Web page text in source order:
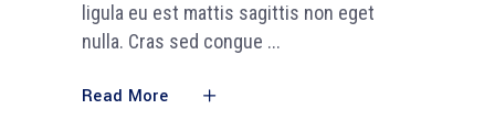
ligula eu est mattis sagittis non eget
nulla. Cras sed congue
Read More